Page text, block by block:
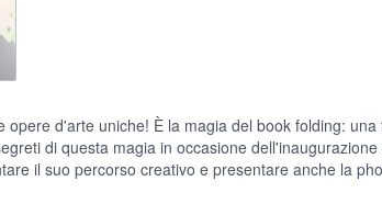
d'arte uniche! È la magia del book folding:
di questa magia in occasione
il suo percorso creativo e presentare anche la